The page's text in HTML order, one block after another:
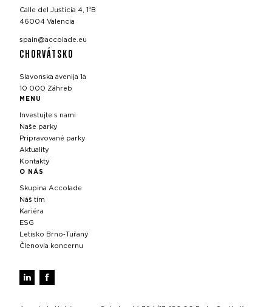
Calle del Justicia 4, 1ºB
46004 Valencia
spain@accolade.eu
CHORVÁTSKO
Slavonska avenija 1a
10 000 Záhreb
MENU
Investujte s nami
Naše parky
Pripravované parky
Aktuality
Kontakty
O NÁS
Skupina Accolade
Náš tím
Kariéra
ESG
Letisko Brno‑Tuřany
Členovia koncernu